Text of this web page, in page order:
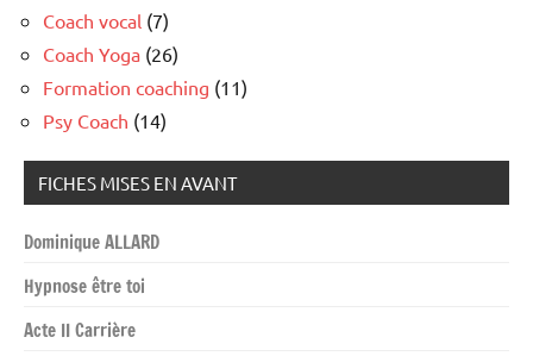
Coach vocal (7)
Coach Yoga (26)
Formation coaching (11)
Psy Coach (14)
FICHES MISES EN AVANT
Dominique ALLARD
Hypnose être toi
Acte II Carrière